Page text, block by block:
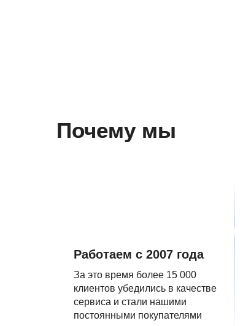
Почему мы
Работаем с 2007 года
За это время более 15 000
клиентов убедились в качестве
сервиса и стали нашими
постоянными покупателями